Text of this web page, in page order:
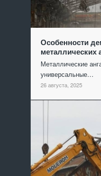
Особенности
металлических
Металлические
универсальные…
26 августа, 2025